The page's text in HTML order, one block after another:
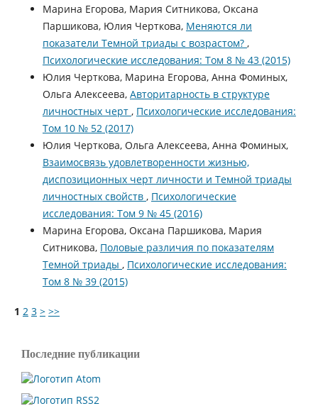
Марина Егорова, Мария Ситникова, Оксана
Паршикова, Юлия Черткова, Меняются ли
показатели Темной триады с возрастом? ,
Психологические исследования: Том 8 № 43 (2015)
Юлия Черткова, Марина Егорова, Анна Фоминых,
Ольга Алексеева, Авторитарность в структуре
личностных черт , Психологические исследования:
Том 10 № 52 (2017)
Юлия Черткова, Ольга Алексеева, Анна Фоминых,
Взаимосвязь удовлетворенности жизнью,
диспозиционных черт личности и Темной триады
личностных свойств , Психологические
исследования: Том 9 № 45 (2016)
Марина Егорова, Оксана Паршикова, Мария
Ситникова, Половые различия по показателям
Темной триады , Психологические исследования:
Том 8 № 39 (2015)
1 2 3 > >>
Последние публикации